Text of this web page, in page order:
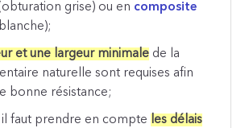
grise) ou en composite
et une largeur minimale de la
naturelle sont requises afin
bonne résistance;
il faut prendre en compte
les délais